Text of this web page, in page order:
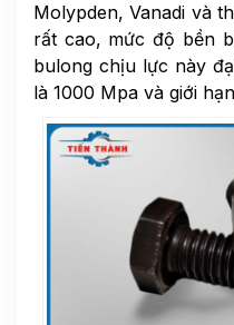
Molypden, Vanadi và
rất cao, mức độ bền
bulong chịu lực này
là 1000 Mpa và giới